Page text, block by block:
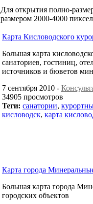
Для открытия полно-
размером 2000-4000
Карта Кисловодского
Большая карта
санаториев, гостиниц,
источников и бюветов
7 сентября 2010 -
34905 просмотров
Теги: санатории,
кисловодск, карта
Карта города
Большая карта города
городских объектов